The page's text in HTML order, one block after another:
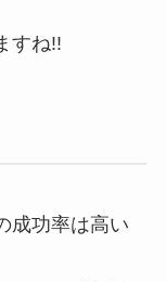
すね!!
成功率は高い